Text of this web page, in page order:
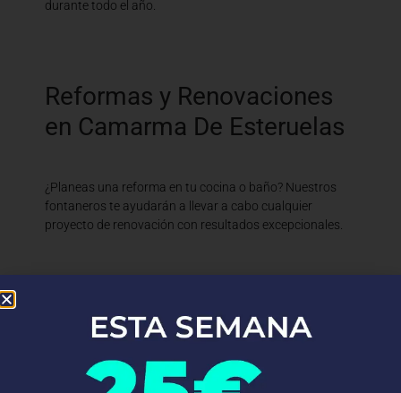
durante todo el año.
Reformas y Renovaciones
en Camarma De Esteruelas
¿Planeas una reforma en tu cocina o baño? Nuestros
fontaneros te ayudarán a llevar a cabo cualquier
proyecto de renovación con resultados excepcionales.
En Fontaneros 24h Camarma De Esteruelas, brindamos una
tus necesidades. Ya sea una emergencia o un mantenimiento
rutinario, estamos disponibles para asistirte las 24 horas del día,